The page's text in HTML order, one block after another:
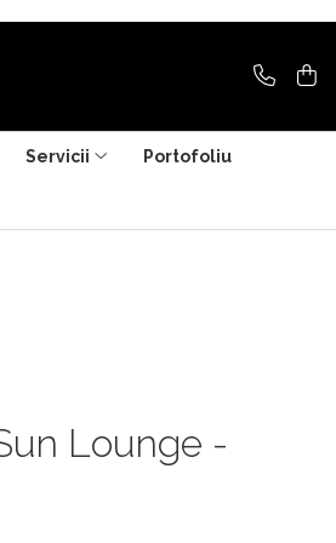
Servicii Portofoliu
Lounge -